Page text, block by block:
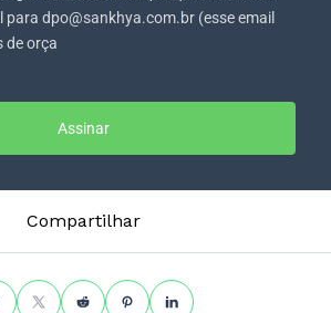
para dpo@sankhya.com.br (esse email
de orça
Assinar
Compartilhar